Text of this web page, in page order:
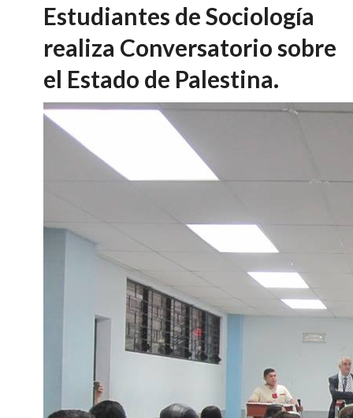
Estudiantes de Sociología
realiza Conversatorio sobre
el Estado de Palestina.